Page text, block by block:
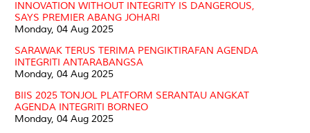
INNOVATION WITHOUT INTEGRITY IS DANGEROUS,
SAYS PREMIER ABANG JOHARI
Monday, 04 Aug 2025
SARAWAK TERUS TERIMA PENGIKTIRAFAN AGENDA
INTEGRITI ANTARABANGSA
Monday, 04 Aug 2025
BIIS 2025 TONJOL PLATFORM SERANTAU ANGKAT
AGENDA INTEGRITI BORNEO
Monday, 04 Aug 2025